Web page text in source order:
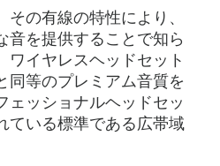
の有線の特性により、
音を提供することで知ら
ワイヤレスヘッドセット
同等のプレミアム音質を
ェッショナルヘッドセッ
ている標準である広帯域